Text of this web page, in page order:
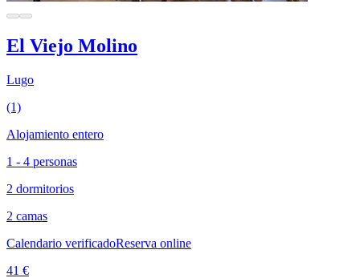
El Viejo Molino
Lugo
(1)
Alojamiento entero
1 - 4 personas
2 dormitorios
2 camas
Calendario verificadoReserva online
41 €